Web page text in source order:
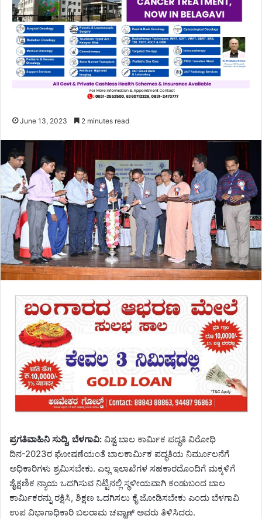
June 13, 2023 2 minutes read
ಪ್ರಗತಿವಾಹಿನಿ ಸುದ್ದಿ, ಬೆಳಗಾವಿ: ವಿಶ್ವ ಬಾಲ ಕಾರ್ಮಿಕ ಪದ್ಧತಿ ವಿರೋಧಿ
ದಿನ-2023ರ ಘೋಷಣೆಯಂತೆ ಬಾಲಕಾರ್ಮಿಕ ಪದ್ಧತಿಯ ನಿರ್ಮೂಲನೆಗೆ
ಅಧಿಕಾರಿಗಳು ಶ್ರಮಿಸಬೇಕು. ಎಲ್ಲ ಇಲಾಖೆಗಳ ಸಹಕಾರದೊಂದಿಗೆ ಮಕ್ಕಳಿಗೆ
ಶೈಕ್ಷಣಿಕ ನ್ಯಾಯ ಒದಗಿಸುವ ನಿಟ್ಟಿನಲ್ಲಿ ಸ್ಥಳೀಯವಾಗಿ ಕಂಡುಬಂದ ಬಾಲ
ಕಾರ್ಮಿಕರನ್ನು ರಕ್ಷಿಸಿ, ಶಿಕ್ಷಣ ಒದಗಿಸಲು ಕೈ ಜೋಡಿಸಬೇಕು ಎಂದು ಬೆಳಗಾವಿ
ಉಪ ವಿಭಾಗಾಧಿಕಾರಿ ಬಲರಾಮ ಚವ್ಹಾಣ್ ಅವರು ತಿಳಿಸಿದರು.